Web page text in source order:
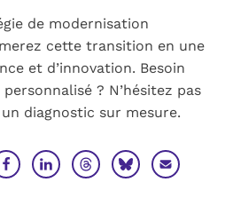
de modernisation
cette transition en une
et d’innovation. Besoin
? N’hésitez pas
diagnostic sur mesure.